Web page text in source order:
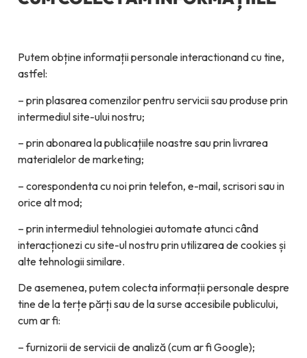
Putem obține informații personale interactionand cu tine,
astfel:
– prin plasarea comenzilor pentru servicii sau produse prin
intermediul site-ului nostru;
– prin abonarea la publicațiile noastre sau prin livrarea
materialelor de marketing;
– corespondenta cu noi prin telefon, e-mail, scrisori sau in
orice alt mod;
– prin intermediul tehnologiei automate atunci când
interacționezi cu site-ul nostru prin utilizarea de cookies și
alte tehnologii similare.
De asemenea, putem colecta informații personale despre
tine de la terțe părți sau de la surse accesibile publicului,
cum ar fi:
– furnizorii de servicii de analiză (cum ar fi Google);